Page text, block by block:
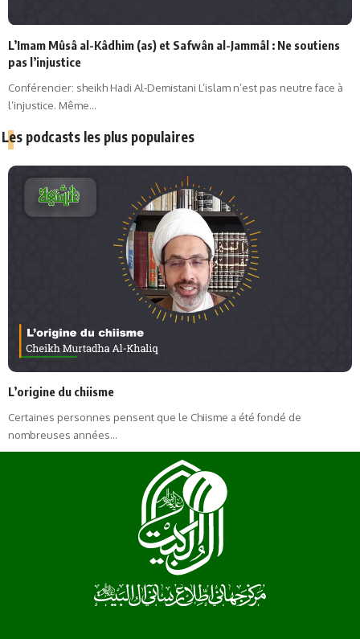
L’Imam Mûsâ al-Kâdhim (as) et Safwân al-Jammâl : Ne soutiens
pas l’injustice
Conférencier: sheikh Hadi Al-Demistani L’islam n’est pas neutre face à
l’injustice. Même…
Les podcasts les plus populaires
L’origine du chiisme
Certaines personnes pensent que le Chiisme a été fondé de
nombreuses années…